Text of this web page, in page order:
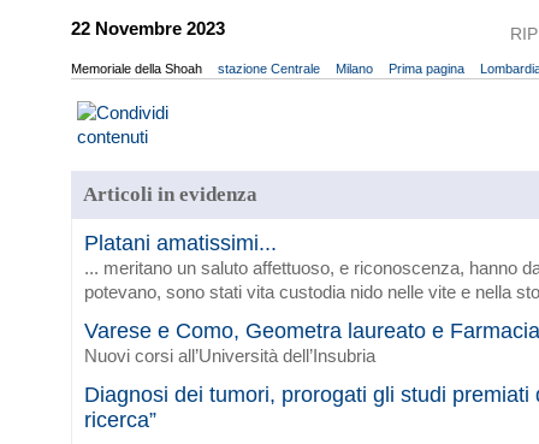
22 Novembre 2023
Memoriale della Shoah stazione Centrale Milano Prima pagina
Articoli in evidenza
Platani amatissimi...
... meritano un saluto affettuoso, e riconoscenza, hanno
potevano, sono stati vita custodia nido nelle vite e nella
Varese e Como, Geometra laureato e Farmacia
Nuovi corsi all’Università dell’Insubria
Diagnosi dei tumori, prorogati gli studi premiati
ricerca”